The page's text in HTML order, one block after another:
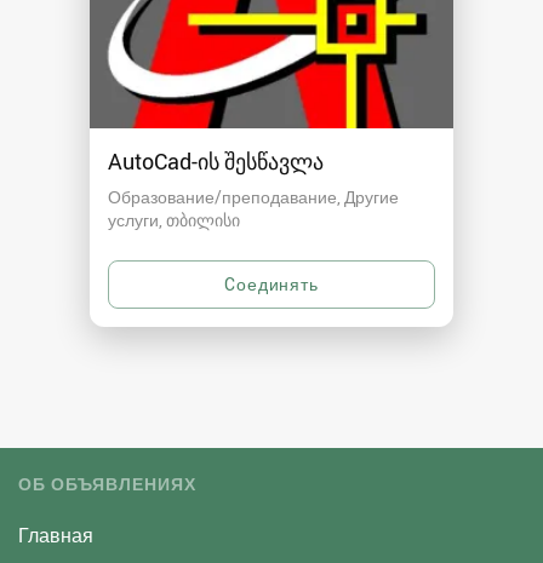
AutoCad-ის შესწავლა
Образование/преподавание, Другие
услуги თბილისი
ОБ ОБЪЯВЛЕНИЯХ
Главная